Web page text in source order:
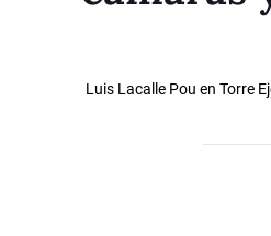
Luis Lacalle Pou en Torre